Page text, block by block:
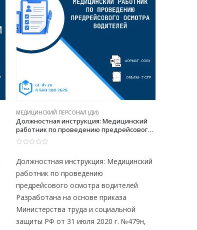
МЕДИЦИНСКИЙ ПЕРСОНАЛ (ДИ)
Должностная инструкция: Медицинский
работник по проведению предрейсового
осмотра водителей
Должностная инструкция: Медицинский
работник по проведению
предрейсового осмотра водителей
Разработана на основе приказа
Министерства труда и социальной
защиты РФ от 31 июля 2020 г. №479н,